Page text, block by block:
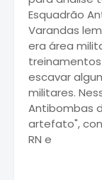
Esquadrão
Varandas
era área
treinamentos
escavar
militares.
Antibombas
artefato",
RN e